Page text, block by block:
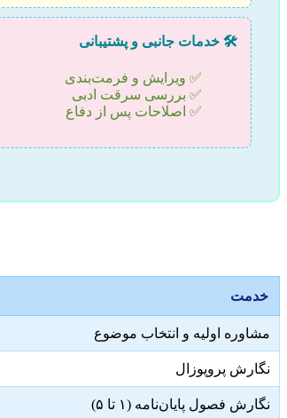
🛠️ خدمات جانبی و پشتیبانی
✅ ویرایش و فرمت‌بندی
✅ بررسی سرقت ادبی
✅ اصلاحات پس از دفاع
خدمت
مشاوره اولیه و انتخاب موضوع
نگارش پروپوزال
نگارش فصول پایان‌نامه (۱ تا ۵)